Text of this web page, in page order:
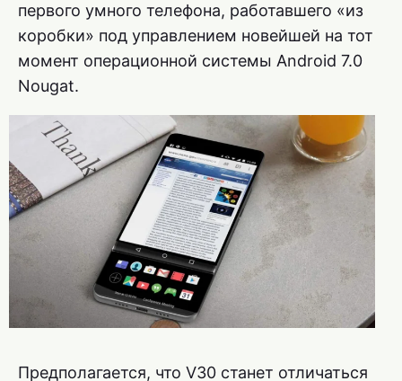
первого умного телефона, работавшего «из
коробки» под управлением новейшей на тот
момент операционной системы Android 7.0
Nougat.
Предполагается, что V30 станет отличаться